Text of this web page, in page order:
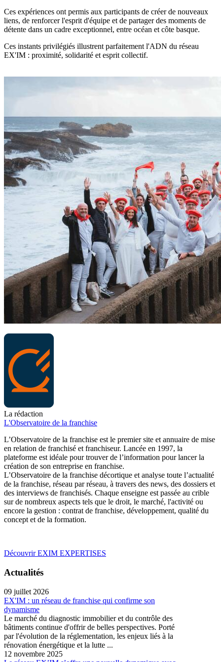
Ces expériences ont permis aux participants de créer de nouveaux
liens, de renforcer l'esprit d'équipe et de partager des moments de
détente dans un cadre exceptionnel, entre océan et côte basque.
Ces instants privilégiés illustrent parfaitement l'ADN du réseau
EX'IM : proximité, solidarité et esprit collectif.
La rédaction
L'Observatoire de la franchise
L’Observatoire de la franchise est le premier site et annuaire de mise
en relation de franchisé et franchiseur. Lancée en 1997, la
plateforme est idéale pour trouver de l’information pour lancer la
création de son entreprise en franchise.
L’Observatoire de la franchise décortique et analyse toute l’actualité
de la franchise, réseau par réseau, à travers des news, des dossiers et
des interviews de franchisés. Chaque enseigne est passée au crible
sur de nombreux aspects tels que le droit, le marché, l'activité ou
encore la gestion : contrat de franchise, développement, qualité du
concept et de la formation.
Découvrir EXIM EXPERTISES
Actualités
09 juillet 2026
EX'IM : un réseau de franchise qui confirme son
dynamisme
Le marché du diagnostic immobilier et du contrôle des
bâtiments continue d'offrir de belles perspectives. Porté
par l'évolution de la réglementation, les enjeux liés à la
rénovation énergétique et la lutte ...
12 novembre 2025